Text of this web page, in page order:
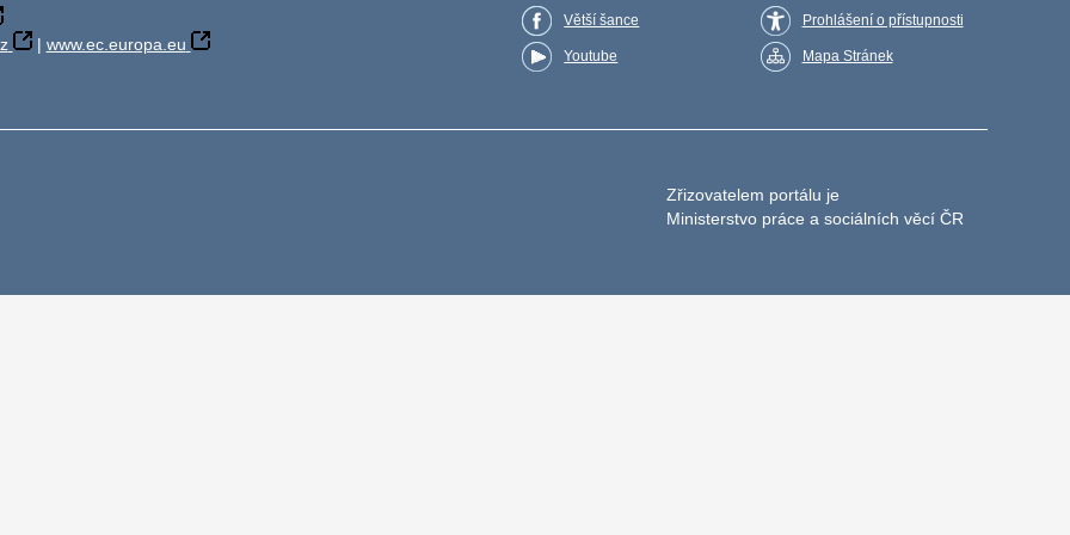
| www.ec.europa.eu
Větší šance
Youtube
Prohlášení o přístupnosti
Mapa Stránek
Zřizovatelem portálu je
Ministerstvo práce a sociálních věcí ČR